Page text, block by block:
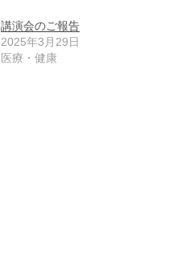
講演会のご報告
2025年3月29日
医療・健康